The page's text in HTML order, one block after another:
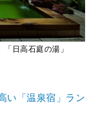
日高石庭の湯」
い「温泉宿」ラン